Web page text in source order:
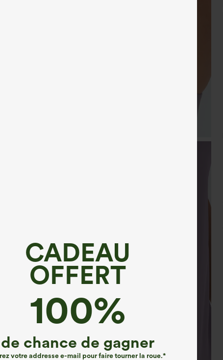
CADEAU
OFFERT
100%
de chance de gagner
votre addresse e-mail pour faire tourner la roue.*